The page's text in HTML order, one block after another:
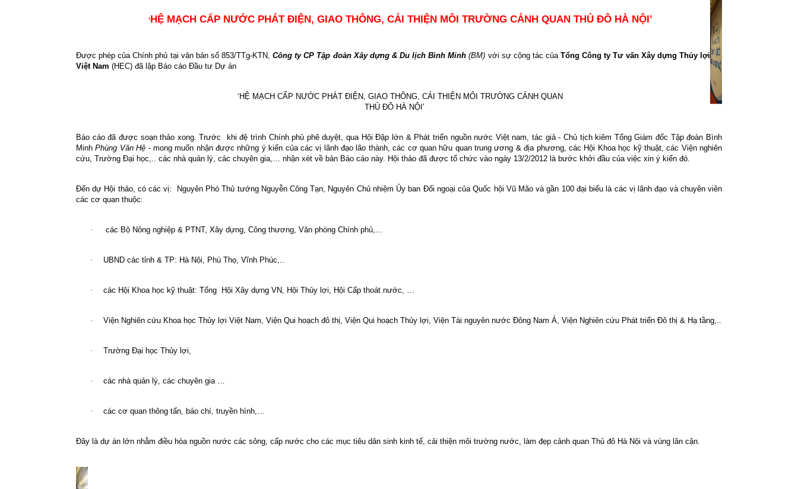
‘HỆ MẠCH CẤP NƯỚC PHÁT ĐIỆN, GIAO THÔNG, CẢI THIỆN MÔI TRƯỜNG CẢNH QUAN THỦ ĐÔ HÀ NỘI’
Được phép của Chính phủ tại văn bản số 853/TTg-KTN,Công ty CP Tập đoàn Xây dựng & Du lịch Bình Minh (BM) với sự cộng tác củaTổng Công ty Tư vấn Xây dựng Thủy lợi
Việt Nam (HEC) đã lập Báo cáo Đầu tư Dự án
‘HỆ MẠCH CẤP NƯỚC PHÁT ĐIỆN, GIAO THÔNG, CẢI THIỆN MÔI TRƯỜNG CẢNH QUAN
THỦ ĐÔ HÀ NỘI’
Báo cáo đã được soạn thảo xong. Trước
khi đệ trình Chính phủ phê duyệt, qua Hội Đập lớn & Phát triển nguồn nước Việt nam, tác giả - Chủ tịch kiêm Tổng Giám đốc Tập đoàn Bình
MinhPhùng Văn Hệ - mong muốn nhận được những ý kiến của các vị lãnh đạo lão thành, các cơ quan hữu quan trung ương & địa phương, các Hội Khoa học kỹ thuật, các Viện nghiên
cứu, Trường Đại học,.. các nhà quản lý, các chuyên gia,… nhận xét về bản Báo cáo này. Hội thảo đã được tổ chức vào ngày 13/2/2012 là bước khởi đầu của việc xin ý kiến đó.
Đến dự Hội thảo, có các vị:
Nguyên Phó Thủ tướng Nguyễn Công Tạn, Nguyên Chủ nhiệm Ủy ban Đối ngoại của Quốc hội Vũ Mão và gần 100 đại biểu là các vị lãnh đạo và chuyên viên
các cơ quan thuộc:
· các Bộ Nông nghiệp & PTNT, Xây dựng, Công thương, Văn phòng Chính phủ,...
· UBND các tỉnh & TP: Hà Nội, Phú Thọ, Vĩnh Phúc,..
· các Hội Khoa học kỹ thuật: Tổng Hội Xây dựng VN, Hội Thủy lợi, Hội Cấp thoát nước, …
· Viện Nghiên cứu Khoa học Thủy lợi Việt Nam, Viện Qui hoạch đô thị, Viện Qui hoạch Thủy lợi, Viện Tài nguyên nước Đông Nam Á, Viện Nghiên cứu Phát triển Đô thị & Hạ tầng,..
· Trường Đại học Thủy lợi,
· các nhà quản lý, các chuyên gia …
· các cơ quan thông tấn, báo chí, truyền hình,…
Đây là dự án lớn nhằm điều hòa nguồn nước các sông, cấp nước cho các mục tiêu dân sinh kinh tế, cải thiện môi trường nước, làm đẹp cảnh quan Thủ đô Hà Nội và vùng lân cận.